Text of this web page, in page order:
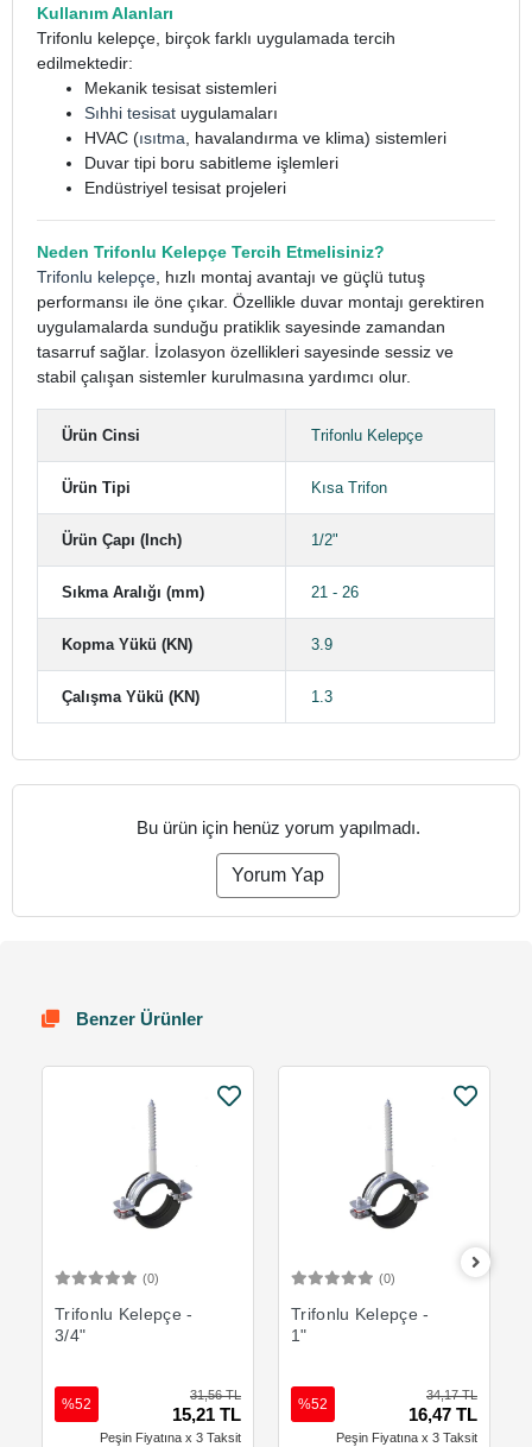
Kullanım Alanları
Trifonlu kelepçe, birçok farklı uygulamada tercih
edilmektedir:
Mekanik tesisat sistemleri
Sıhhi tesisat uygulamaları
HVAC (ısıtma , havalandırma ve klima) sistemleri
Duvar tipi boru sabitleme işlemleri
Endüstriyel tesisat projeleri
Neden Trifonlu Kelepçe Tercih Etmelisiniz?
Trifonlu kelepçe , hızlı montaj avantajı ve güçlü tutuş
performansı ile öne çıkar. Özellikle duvar montajı gerektiren
uygulamalarda sunduğu pratiklik sayesinde zamandan
tasarruf sağlar. İzolasyon özellikleri sayesinde sessiz ve
stabil çalışan sistemler kurulmasına yardımcı olur.
Ürün Cinsi Trifonlu Kelepçe
Ürün Tipi Kısa Trifon
Ürün Çapı (Inch) 1/2"
Sıkma Aralığı (mm) 21 - 26
Kopma Yükü (KN) 3.9
Çalışma Yükü (KN) 1.3
Bu ürün için henüz yorum yapılmadı.
Yorum Yap
Benzer Ürünler
(0)
Trifonlu Kelepçe -
3/4"
31,56 TL
15,21 TL
%52
Peşin Fiyatına x 3 Taksit
(0)
Trifonlu Kelepçe -
1"
34,17 TL
16,47 TL
%52
Peşin Fiyatına x 3 Taksit